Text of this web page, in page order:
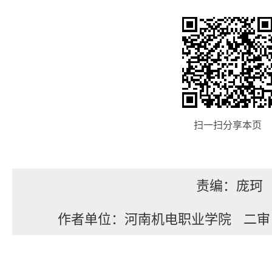
扫一扫分享本页
责编：庞珂
作者单位：河南机电职业学院
二